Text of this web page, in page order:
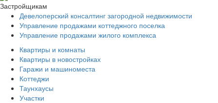
Застройщикам
Девелоперский консалтинг загородной недвижимости
Управление продажами коттеджного поселка
Управление продажами жилого комплекса
Квартиры и комнаты
Квартиры в новостройках
Гаражи и машиноместа
Коттеджи
Таунхаусы
Участки